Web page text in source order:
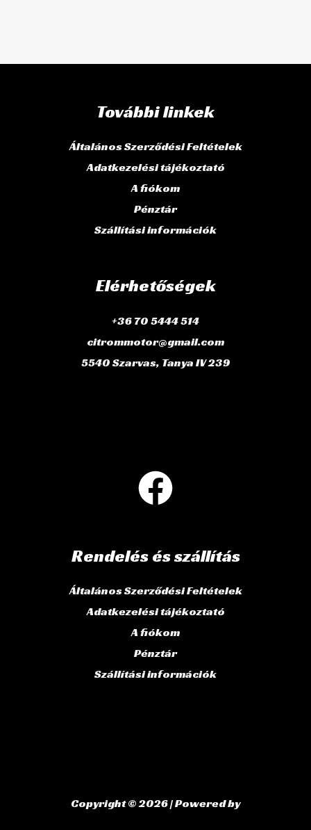
További linkek
Általános Szerződési Feltételek
Adatkezelési tájékoztató
A fiókom
Pénztár
Szállítási információk
Elérhetőségek
+36 70 5444 514
citrommotor@gmail.com
5540 Szarvas, Tanya IV 239
Rendelés és szállítás
Általános Szerződési Feltételek
Adatkezelési tájékoztató
A fiókom
Pénztár
Szállítási információk
Copyright © 2026 | Powered by